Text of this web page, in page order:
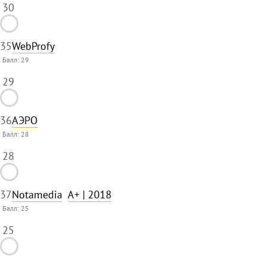
30
35WebProfy
Балл: 29
29
36АЭРО
Балл: 28
28
37Notamedia A+ | 2018
Балл: 25
25